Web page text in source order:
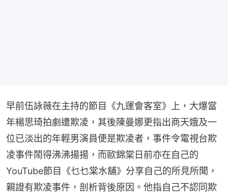
早前伍詠薇在主持的節目《九運會客室》上，大爆當
年楊思琦拍劇遭欺凌，其後陳曼娜更指出商天娥及一
位已淡出的年輕男演員便是欺凌者，事件令電視台欺
凌事件鬧得沸沸揚揚，而歐錦棠日前亦在自己的
YouTube節目《乜乜棠水舖》分享自己的所見所聞，
親證有欺凌事件，剖析背後原因。他指自己不認同欺